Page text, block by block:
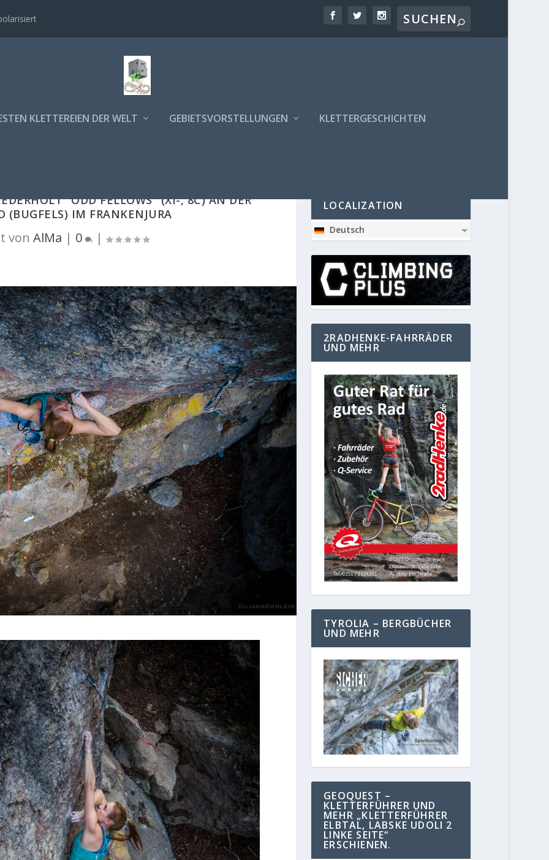
KLETTEREIEN DER WELT GEBIETSVORSTELLUNGEN KLETTERGESCHICHTEN
"ODD FELLOWS" (XI-, 8C) AN DER
(BUGFELS) IM FRANKENJURA
von AlMa | 0 |
LOCALIZATION
Deutsch
2RADHENKE-FAHRRÄDER
UND MEHR
TYROLIA – BERGBÜCHER
UND MEHR
GEOQUEST –
KLETTERFÜHRER UND
MEHR „KLETTERFÜHRER
ELBTAL, LABSKE UDOLI 2
LINKE SEITE“
ERSCHIENEN.